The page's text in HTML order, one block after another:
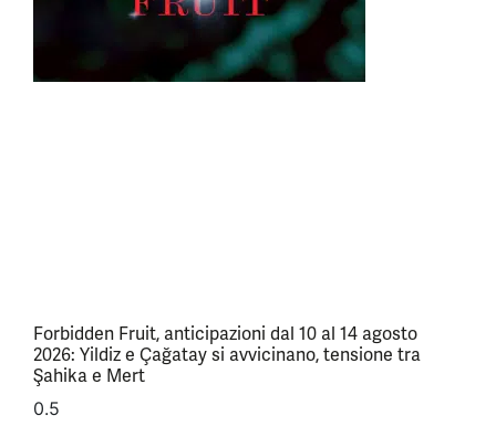
Forbidden Fruit, anticipazioni dal 10 al 14 agosto
2026: Yildiz e Çağatay si avvicinano, tensione tra
Şahika e Mert